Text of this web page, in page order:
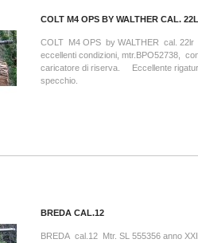
COLT M4 OPS BY WALTHER CAL.
COLT M4 OPS by WALTHER cal. 22lr
eccellenti condizioni, mtr.BPO52738,
caricatore di riserva. Eccellente
specchio.
BREDA CAL.12
BREDA cal.12 Mtr. SL 555356 anno